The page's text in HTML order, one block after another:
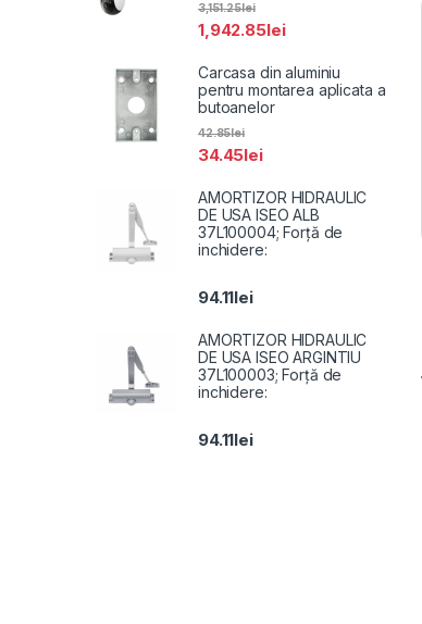
1,942.85lei
3,151.25lei
Carcasa din aluminiu
pentru montarea aplicata a
butoanelor
34.45lei
42.85lei
AMORTIZOR HIDRAULIC
DE USA ISEO ALB
37L100004; Forță de
inchidere:
94.11lei
AMORTIZOR HIDRAULIC
DE USA ISEO ARGINTIU
37L100003; Forță de
inchidere:
94.11lei